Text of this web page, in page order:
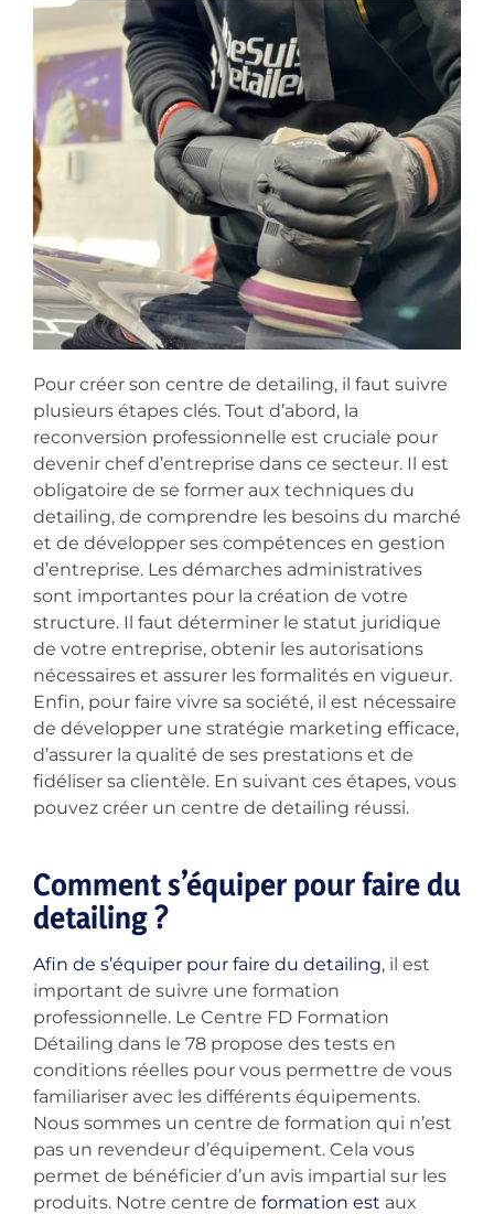
Pour créer son centre de detailing, il faut suivre
plusieurs étapes clés. Tout d’abord, la
reconversion professionnelle est cruciale pour
devenir chef d’entreprise dans ce secteur. Il est
obligatoire de se former aux techniques du
detailing, de comprendre les besoins du marché
et de développer ses compétences en gestion
d’entreprise. Les démarches administratives
sont importantes pour la création de votre
structure. Il faut déterminer le statut juridique
de votre entreprise, obtenir les autorisations
nécessaires et assurer les formalités en vigueur.
Enfin, pour faire vivre sa société, il est nécessaire
de développer une stratégie marketing efficace,
d’assurer la qualité de ses prestations et de
fidéliser sa clientèle. En suivant ces étapes, vous
pouvez créer un centre de detailing réussi.
Comment s’équiper pour faire du
detailing ?
Afin de s’équiper pour faire du detailing, il est
important de suivre une formation
professionnelle. Le Centre FD Formation
Détailing dans le 78 propose des tests en
conditions réelles pour vous permettre de vous
familiariser avec les différents équipements.
Nous sommes un centre de formation qui n’est
pas un revendeur d’équipement. Cela vous
permet de bénéficier d’un avis impartial sur les
produits. Notre centre de formation est aux